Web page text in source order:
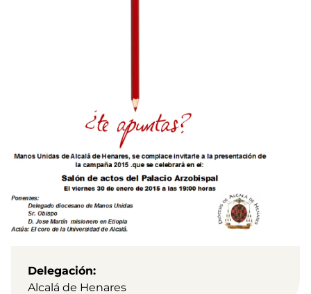
Delegación
Alcalá de Henares